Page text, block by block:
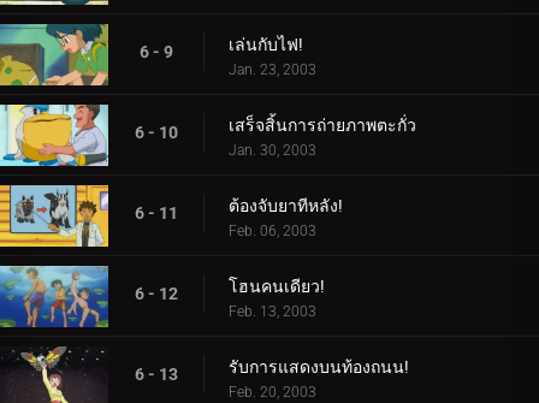
6 - 9 เล่นกับไฟ!
Jan. 23, 2003
6 - 10 เสร็จสิ้นการถ่ายภาพตะกั่ว
Jan. 30, 2003
6 - 11 ต้องจับยาทีหลัง!
Feb. 06, 2003
6 - 12 โฮนคนเดียว!
Feb. 13, 2003
6 - 13 รับการแสดงบนท้องถนน!
Feb. 20, 2003